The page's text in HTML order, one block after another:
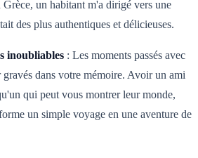
un habitant m'a dirigé vers une
des plus authentiques et délicieuses.
inoubliables : Les moments passés avec
gravés dans votre mémoire. Avoir un ami
qui peut vous montrer leur monde,
un simple voyage en une aventure de